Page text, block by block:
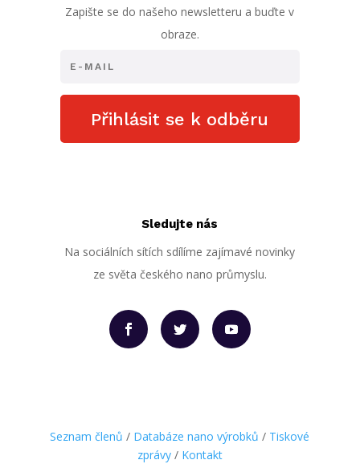
Zapište se do našeho newsletteru a buďte v
obraze.
Přihlásit se k odběru
Sledujte nás
Na sociálních sítích sdílíme zajímavé novinky
ze světa českého nano průmyslu.
Seznam členů / Databáze nano výrobků / Tiskové
zprávy/ Kontakt